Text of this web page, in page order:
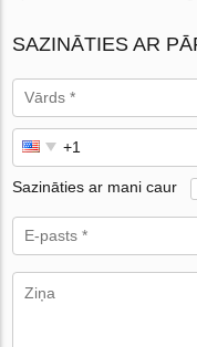
SAZINĀTIES AR
Sazināties ar mani caur